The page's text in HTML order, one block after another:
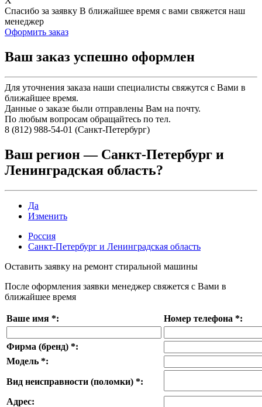
Спасибо за заявку В ближайшее время с вами свяжется наш
менеджер
Оформить заказ
Ваш заказ успешно оформлен
Для уточнения заказа наши специалисты свяжутся с Вами в
ближайшее время.
Данные о заказе были отправлены Вам на почту.
По любым вопросам обращайтесь по тел.
8 (812) 988-54-01 (Санкт-Петербург)
Ваш регион — Санкт-Петербург и
Ленинградская область?
Да
Изменить
Россия
Санкт-Петербург и Ленинградская область
Оставить заявку на ремонт стиральной машины
После оформления заявки менеджер свяжется с Вами в
ближайшее время
Ваше имя *: Номер телефона *:
Фирма (бренд) *:
Модель *:
Вид неисправности (поломки) *:
Адрес: